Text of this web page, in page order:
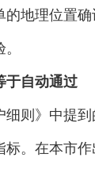
的地理位置
于自动通过
则》中提到
标。在本市